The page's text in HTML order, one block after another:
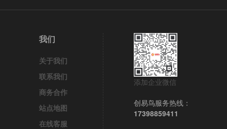
我们
关于我们
联系我们
商务合作
站点地图
在线客服
添加企业微信
创易鸟服务热线：
17398859411